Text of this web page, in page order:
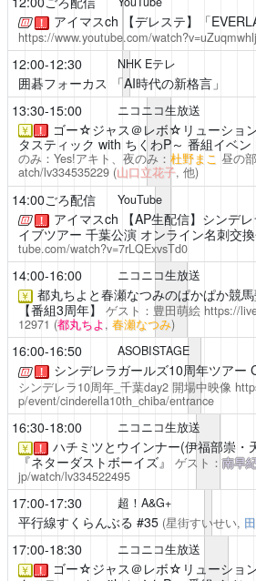
！ アイマスch 【デレステ】「
https://www.youtube.com/
12:00-12:30 NHK Eテレ
囲碁フォーカス 「AI時代の新格言」
13:30-15:00
ニコニコ生放送
￥ ！
ゴー☆ジャス＠レボ☆リューショ
タスティック with ちくわP～ 番組イベン
のみ：Yes!アキト、夜のみ： 杜野まこ 昼の部
atch/lv334535229 (山口立花子, 他)
14:00ごろ配信 YouTube
！ アイマスch 【AP生配信】シンデ
イブツアー 千葉公演 オンライン名刺交
tube.com/watch?v=7rLQExvsTd0
14:00-16:00 ニコニコ生放送
￥ 都丸ちよと春瀬なつみのぱかぱか競
【番組3周年】 ゲスト：豊田萌絵 https://
12971 (都丸ちよ, 春瀬なつみ)
16:00-16:50 ASOBISTAGE
！ シンデレラガールズ10周年ツアー
シンデレラ10周年_千葉day2 開場中映像
p/event/cinderella10th_chiba/entrance
16:30-18:00 ニコニコ生放送
￥ ！ ハチミツとウインナー(伊福部崇・
『ネターダストボーイズ』
ゲスト：南早
jp/watch/lv334522495
17:00-17:30 超！A&G+
平行線すくらんぶる #35 (星街すいせい,
17:00-18:30 ニコニコ生放送
￥ ！
ゴー☆ジャス＠レボ☆リューショ